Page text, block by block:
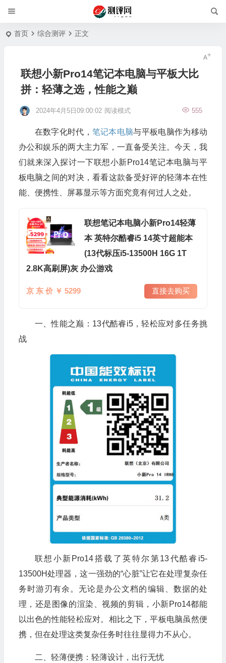
首页 综合测评 正文
联想小新Pro14笔记本电脑与平板大比
拼：轻薄之选，性能之巅
2024年4月5日09:00:02 555
阅读模式
在数字化时代， 笔记本电脑与平板电脑作为移动
办公和娱乐的两大主力军，一直备受关注。今天，我
们就来深入探讨一下联想小新Pro14笔记本电脑与平
板电脑之间的对决，看看这款备受好评的轻薄本在性
能、便携性、屏幕显示等方面究竟有何过人之处。
联想笔记本电脑小新Pro14轻薄
本 英特尔酷睿i5 14英寸超能本
(13代标压i5-13500H 16G 1T
2.8K高刷屏)灰 办公游戏
京 东 价 ￥ 5299 直接去购买
一、性能之巅：13代酷睿i5，轻松应对多任务挑
战
联想小新Pro14搭载了英特尔第13代酷睿i5-
13500H处理器，这一强劲的“心脏”让它在处理复杂任
务时游刃有余。无论是办公文档的编辑、数据的处
理，还是图像的渲染、视频的剪辑，小新Pro14都能
以出色的性能轻松应对。相比之下，平板电脑虽然便
携，但在处理这类复杂任务时往往显得力不从心。
二、轻薄便携：轻薄设计，出行无忧